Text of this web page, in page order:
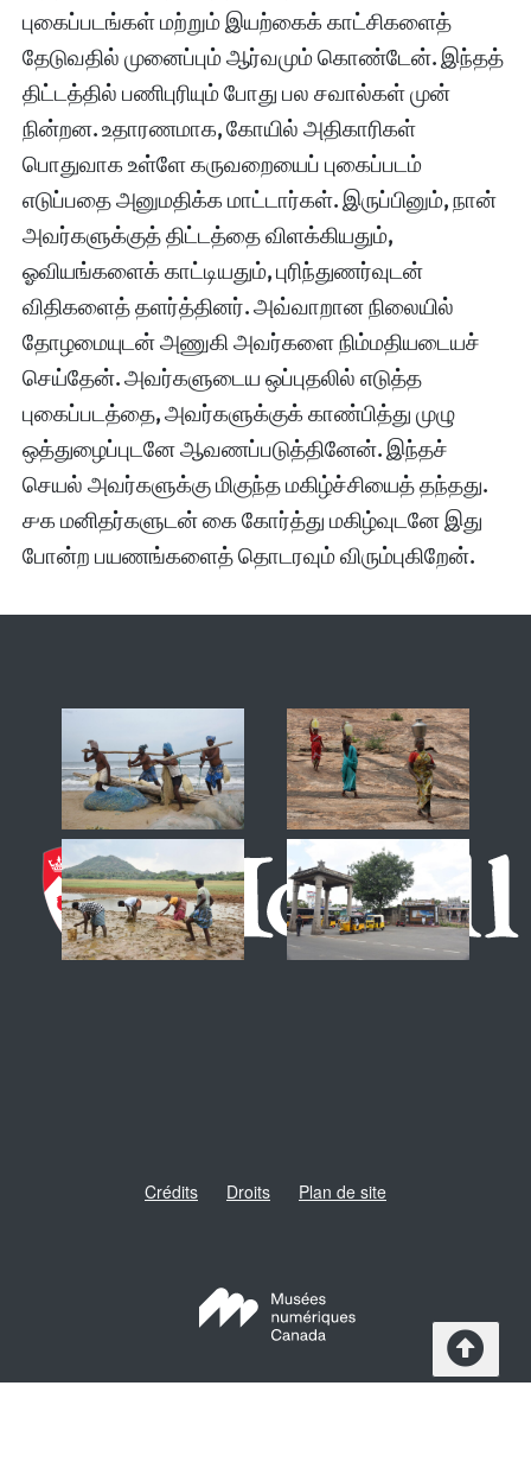
புகைப்படங்கள்‌ மற்றும்‌ இயற்கைக்‌ காட்சிகளைத்‌
தேடுவதில்‌ முனைப்பும்‌ ஆர்வமும்‌ கொண்டேன்‌. இந்தத்‌
திட்டத்தில்‌ பணிபுரியும்‌ போது பல சவால்கள்‌ முன்‌
நின்றன.உதாரணமாக,கோயில்‌ அதிகாரிகள்‌
பொதுவாக உள்ளே கருவறையைப்‌ புகைப்படம்‌
எடுப்பதை அனுமதிக்க மாட்டார்கள்‌. இருப்பினும்‌,நான்‌
அவர்களுக்குத்‌ திட்டத்தை விளக்கியதும்‌,
ஓவியங்களைக்‌ காட்டியதும்‌,புரிந்துணர்வுடன்‌
விதிகளைத்‌ தளர்த்தினர்‌.அவ்வாறான நிலையில்‌
தோழமையுடன்‌ அணுகி அவர்களை நிம்மதியடையச்‌
செய்தேன்‌.அவர்களுடைய ஒப்புதலில்‌ எடுத்த
புகைப்படத்தை,அவர்களுக்குக்‌ காண்பித்து முழு
ஒத்துழைப்புடனே ஆவணப்படுத்தினேன்‌. இந்தச்‌
செயல்‌ அவர்களுக்கு மிகுந்த மகிழ்ச்சியைத்‌ தந்தது.
௪க மனிதர்களுடன்‌ கை கோர்த்து மகிழ்வுடனே இது
போன்ற பயணங்களைத்‌ தொடரவும்‌ விரும்புகிறேன்‌.
Crédits Droits Plan de site